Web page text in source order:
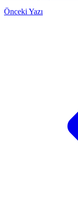
Önceki Yazı